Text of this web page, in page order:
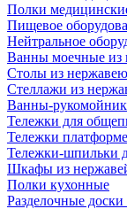
Полки
Пищевое
Нейтральное
Ванны моечные из
Столы из
Стеллажи из
Ванны-
Тележки для
Тележки
Тележки-шпильки
Шкафы из
Полки кухонные
Разделочные